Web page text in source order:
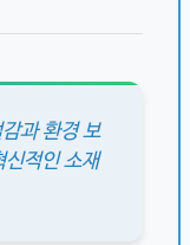
과 환경 보
신적인 소재